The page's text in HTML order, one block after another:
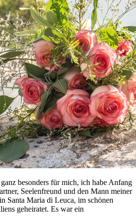
besonders für mich, ich habe Anfang
Seelenfreund und den Mann meiner
Santa Maria di Leuca, im schönen
geheiratet. Es war ein